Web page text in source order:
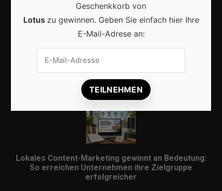
Aktuell
Lokale Suchmaschinenoptimierung bleibt der
Schlüssel für mehr regionale Kunden
Lokales Content-Marketing gewinnt an Bedeutung:
So erreichen Unternehmen ihre Zielgruppe
erfolgreicher
Geschenkkorb von
Lotus zu gewinnen. Geben Sie einfach hier Ihre
E-Mail-Adrese an: